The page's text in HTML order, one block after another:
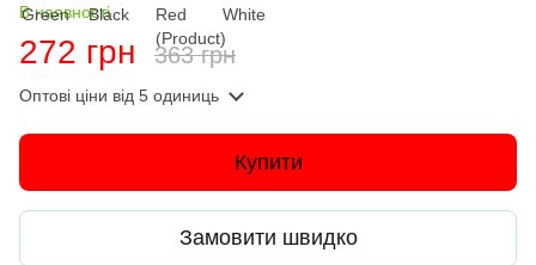
В наявності
272 грн 363 грн
Оптові ціни від 5 одиниць
Купити
Замовити швидко